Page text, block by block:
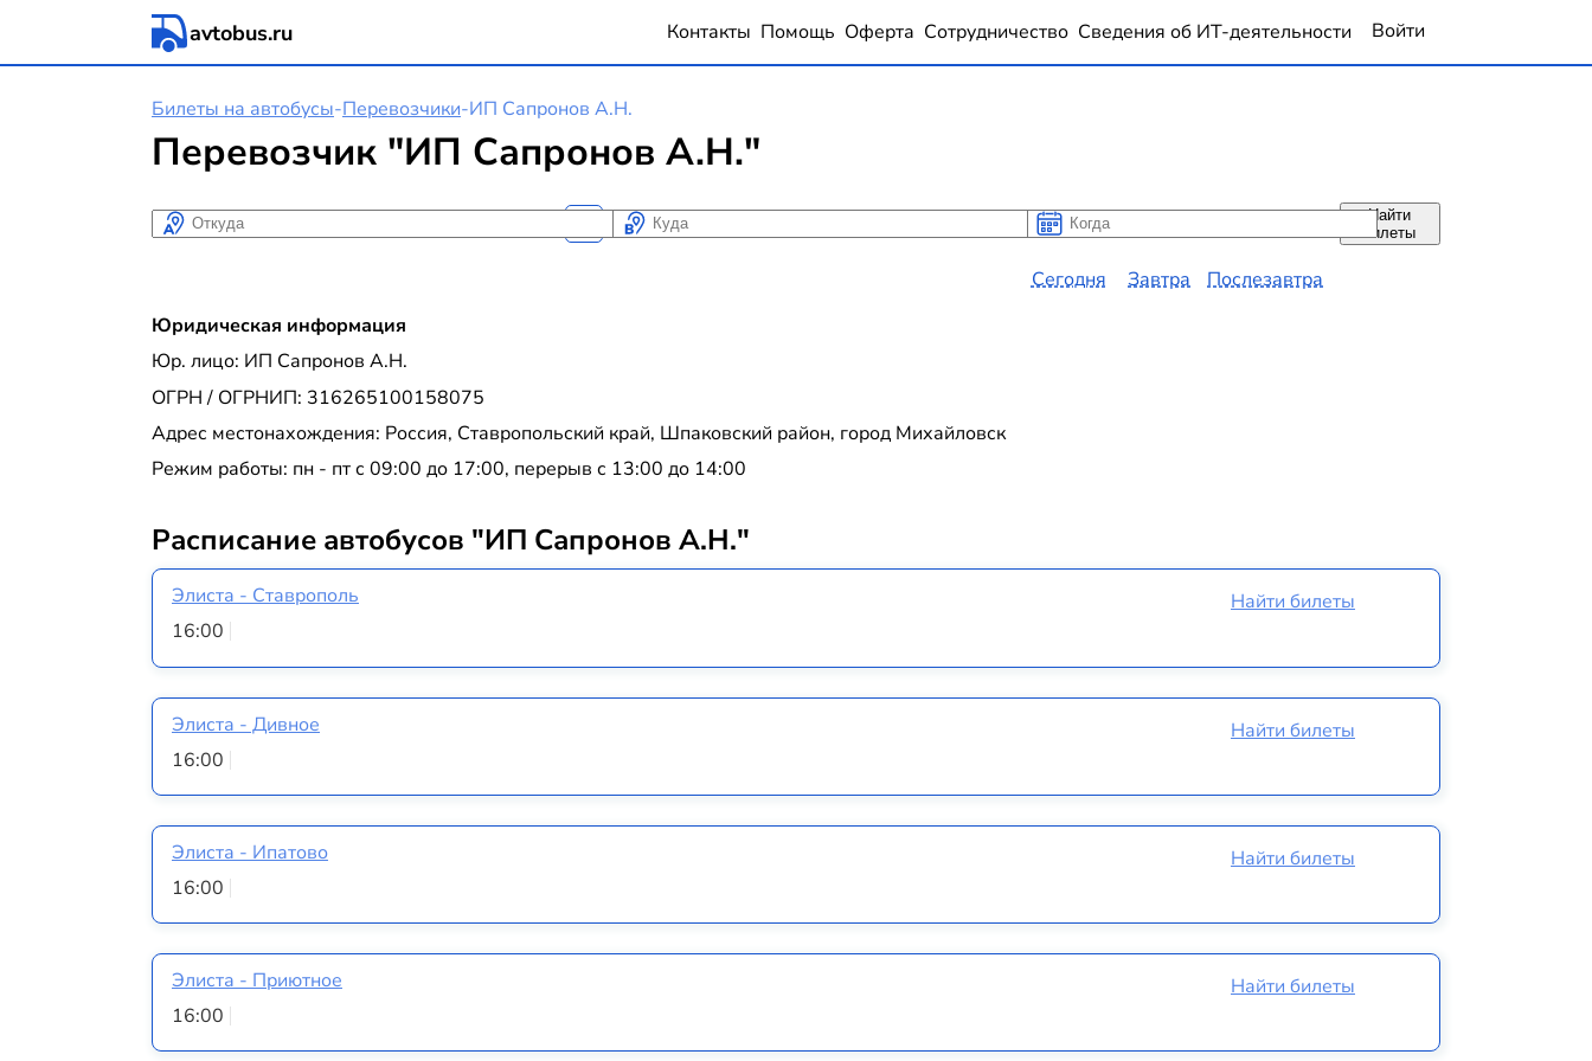
avtobus.ru Контакты Помощь Оферта Сотрудничество Сведения об ИТ-деятельности Войти
Билеты на автобусы-Перевозчики-ИП Сапронов А.Н.
Перевозчик "ИП Сапронов А.Н."
Откуда Куда Когда
Когда
Сегодня Завтра Послезавтра
Найти
билеты
Юридическая информация
Юр. лицо: ИП Сапронов А.Н.
ОГРН / ОГРНИП: 316265100158075
Адрес местонахождения: Россия, Ставропольский край, Шпаковский район, город Михайловск
Режим работы: пн - пт с 09:00 до 17:00, перерыв с 13:00 до 14:00
Расписание автобусов "ИП Сапронов А.Н."
Элиста - Ставрополь
16:00
Найти билеты
Элиста - Дивное
16:00
Найти билеты
Элиста - Ипатово
16:00
Найти билеты
Элиста - Приютное
16:00
Найти билеты